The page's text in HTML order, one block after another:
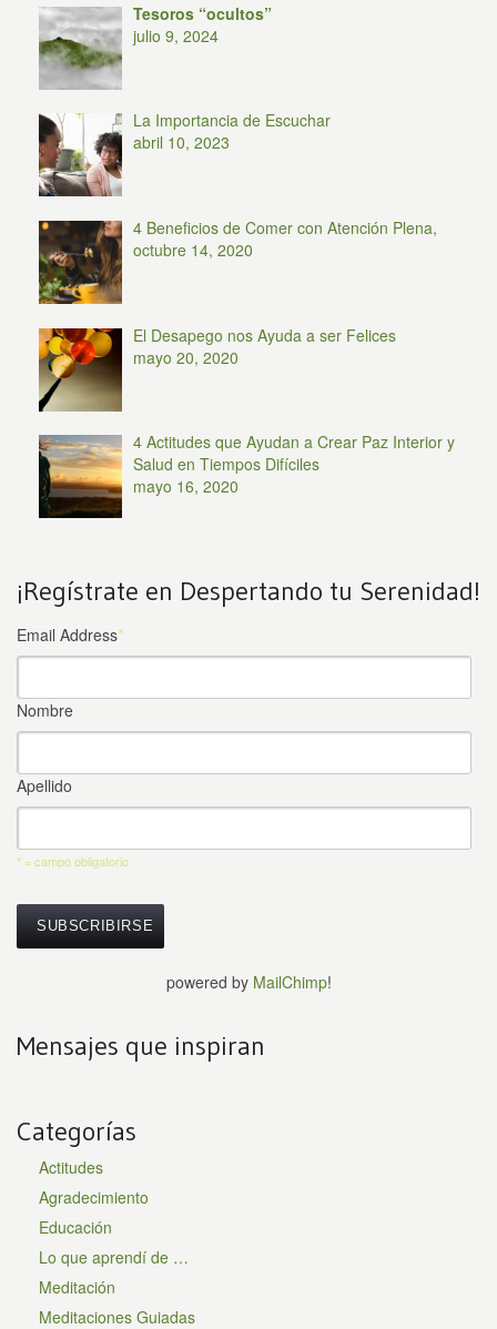
Tesoros “ocultos”
julio 9, 2024
La Importancia de Escuchar
abril 10, 2023
4 Beneficios de Comer con Atención Plena,
octubre 14, 2020
El Desapego nos Ayuda a ser Felices
mayo 20, 2020
4 Actitudes que Ayudan a Crear Paz Interior y
Salud en Tiempos Difíciles
mayo 16, 2020
¡Regístrate en Despertando tu Serenidad!
Email Address*
Nombre
Apellido
* = campo obligatorio
powered by MailChimp!
Mensajes que inspiran
Categorías
Actitudes
Agradecimiento
Educación
Lo que aprendí de …
Meditación
Meditaciones Guiadas